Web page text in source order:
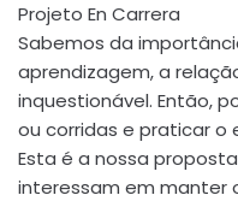
Projeto En Carrera
Sabemos da
aprendizagem, a
inquestionável. Então,
ou corridas e praticar o
Esta é a nossa
interessam em manter